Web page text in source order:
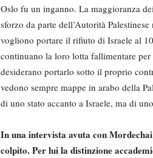
Oslo fu un inganno. La maggioranza
sforzo da parte dell’Autorità
vogliono portare il rifiuto di Israele al
continuano la loro lotta fallimentare
desiderano portarlo sotto il proprio
vedono sempre mappe in arabo della
di uno stato accanto a Israele, ma di
In una intervista avuta con
colpito. Per lui la distinzione